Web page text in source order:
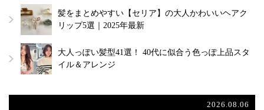
髪をまとめやすい【セリア】の大人かわいいヘアク
リップ5選｜2025年最新
大人っぽい髪型41選！ 40代に似合う色っぽ上品スタ
イル＆アレンジ
2026.08.06